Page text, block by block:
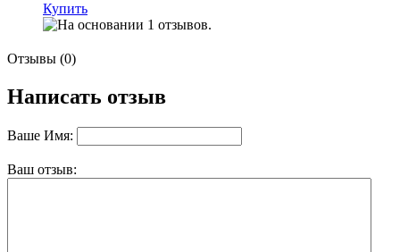
Купить
Отзывы (0)
Написать отзыв
Ваше Имя:
Ваш отзыв: